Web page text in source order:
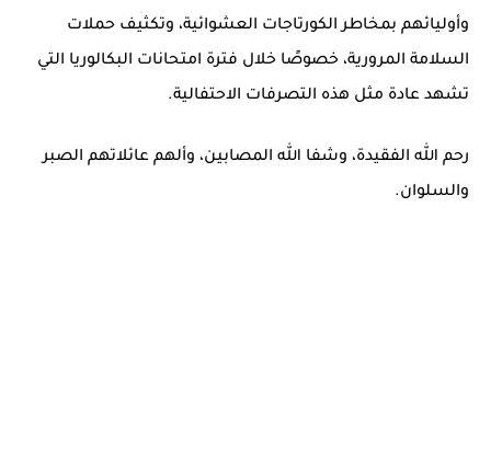
وأوليائهم بمخاطر الكورتاجات العشوائية، وتكثيف حملات
السلامة المرورية، خصوصًا خلال فترة امتحانات البكالوريا التي
تشهد عادة مثل هذه التصرفات الاحتفالية.
رحم الله الفقيدة، وشفا الله المصابين، وألهم عائلاتهم الصبر
والسلوان.